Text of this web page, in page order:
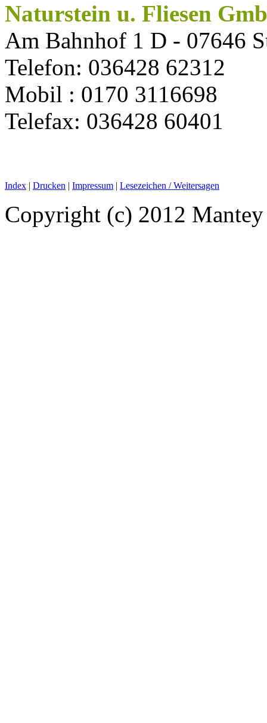
Naturstein u. Fliesen
Am Bahnhof 1 D - 07646
Telefon: 036428 62312
Mobil : 0170 3116698
Telefax: 036428 60401
Index | Drucken | Impressum | Lesezeichen / Weitersagen
Copyright (c) 2012